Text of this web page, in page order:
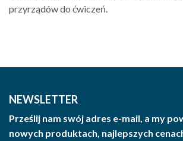
przyrządów do ćwiczeń.
NEWSLETTER
Prześlij nam swój adres e-mail, a my
nowych produktach, najlepszych